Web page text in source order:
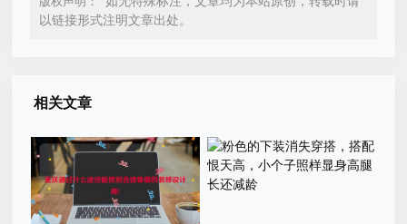
以链接形式注明文章出处。
相关文章